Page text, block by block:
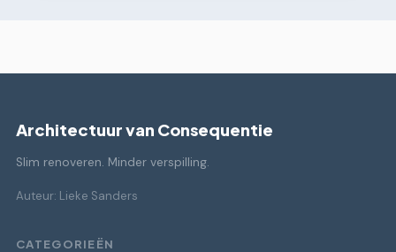
Architectuur van Consequentie
Slim renoveren. Minder verspilling.
Auteur: Lieke Sanders
CATEGORIEËN